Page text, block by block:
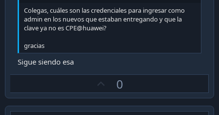
Colegas, cuáles son las credenciales para ingresar como
admin en los nuevos que estaban entregando y que la
clave ya no es CPE@huawei?
gracias
Sigue siendo esa
p
v
0